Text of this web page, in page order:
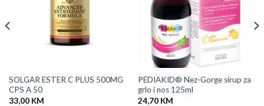
SOLGAR ESTER C PLUS 500MG
CPS A 50
33,00 KM
PEDIAKID® Nez-Gorge sirup za
grlo i nos 125ml
24,70 KM